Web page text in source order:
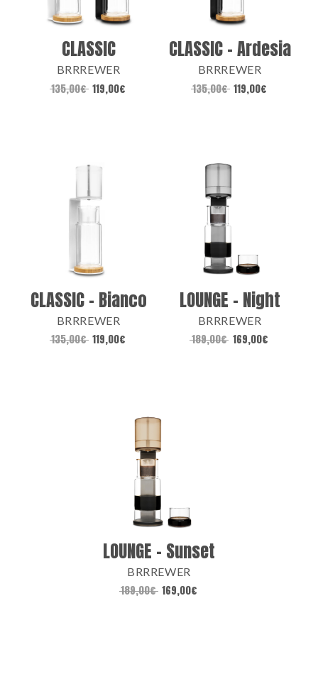
CLASSIC
BRRREWER
135,00€ 119,00€
CLASSIC – Ardesia
BRRREWER
135,00€ 119,00€
CLASSIC – Bianco
BRRREWER
135,00€ 119,00€
LOUNGE – Night
BRRREWER
189,00€ 169,00€
LOUNGE – Sunset
BRRREWER
189,00€ 169,00€